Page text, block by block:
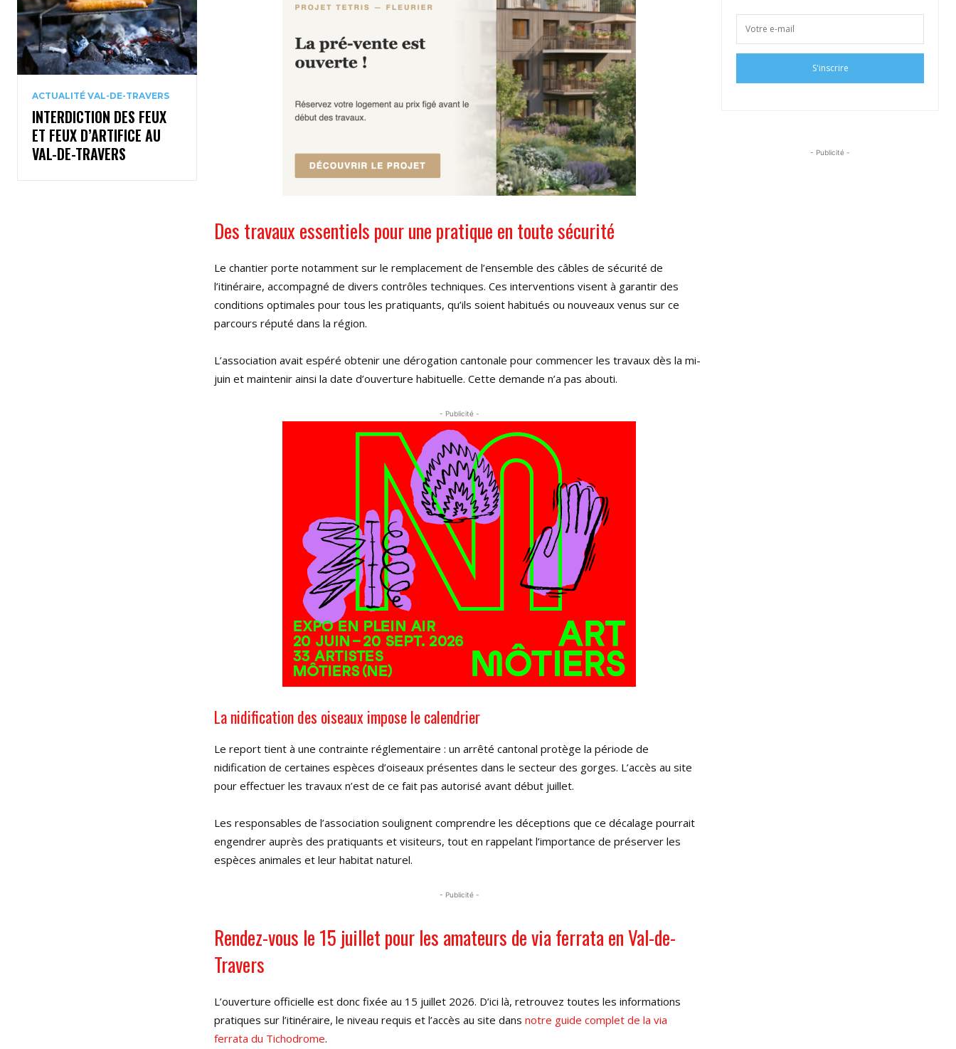
ACTUALITÉ VAL-DE-TRAVERS
INTERDICTION DES FEUX
ET FEUX D’ARTIFICE AU
VAL-DE-TRAVERS
Des travaux essentiels pour une pratique en toute sécurité
Le chantier porte notamment sur le remplacement de l’ensemble des câbles de sécurité de
l’itinéraire, accompagné de divers contrôles techniques. Ces interventions visent à garantir des
conditions optimales pour tous les pratiquants, qu’ils soient habitués ou nouveaux venus sur ce
parcours réputé dans la région.
L’association avait espéré obtenir une dérogation cantonale pour commencer les travaux dès la mi-
juin et maintenir ainsi la date d’ouverture habituelle. Cette demande n’a pas abouti.
- Publicité -
La nidification des oiseaux impose le calendrier
Le report tient à une contrainte réglementaire : un arrêté cantonal protège la période de
nidification de certaines espèces d’oiseaux présentes dans le secteur des gorges. L’accès au site
pour effectuer les travaux n’est de ce fait pas autorisé avant début juillet.
Les responsables de l’association soulignent comprendre les déceptions que ce décalage pourrait
engendrer auprès des pratiquants et visiteurs, tout en rappelant l’importance de préserver les
espèces animales et leur habitat naturel.
- Publicité -
Rendez-vous le 15 juillet pour les amateurs de via ferrata en Val-de-
Travers
L’ouverture officielle est donc fixée au 15 juillet 2026. D’ici là, retrouvez toutes les informations
pratiques sur l’itinéraire, le niveau requis et l’accès au site dansnotre guide complet de la via
ferrata du Tichodrome.
S'inscrire
- Publicité -